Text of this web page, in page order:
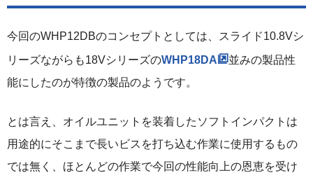
今回のWHP12DBのコンセプトとしては、スライド10.8Vシ
リーズながらも18VシリーズのWHP18DA
並みの製品性
能にしたのが特徴の製品のようです。
とは言え、オイルユニットを装着したソフトインパクトは
用途的にそこまで長いビスを打ち込む作業に使用するもの
では無く、ほとんどの作業で今回の性能向上の恩恵を受け